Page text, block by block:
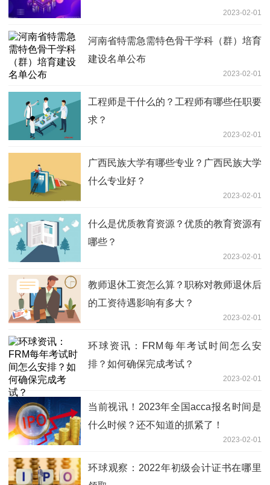
2023-02-01
河南省特需急需特色骨干学科（群）培育
建设名单公布
2023-02-01
工程师是干什么的？工程师有哪些任职要
求？
2023-02-01
广西民族大学有哪些专业？广西民族大学
什么专业好？
2023-02-01
什么是优质教育资源？优质的教育资源有
哪些？
2023-02-01
教师退休工资怎么算？职称对教师退休后
的工资待遇影响有多大？
2023-02-01
环球资讯：FRM每年考试时间怎么安
排？如何确保完成考试？
2023-02-01
当前视讯！2023年全国acca报名时间是
什么时候？还不知道的抓紧了！
2023-02-01
环球观察：2022年初级会计证书在哪里